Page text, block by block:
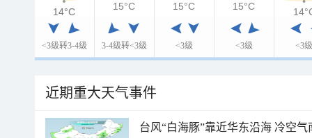
<3级转3-4级 3-4级转<3级 <3级 <3级 <3级
14°C
14°C 15°C 15°C 15°C
近期重大天气事件
台风“白海豚”靠近华东沿海 冷空